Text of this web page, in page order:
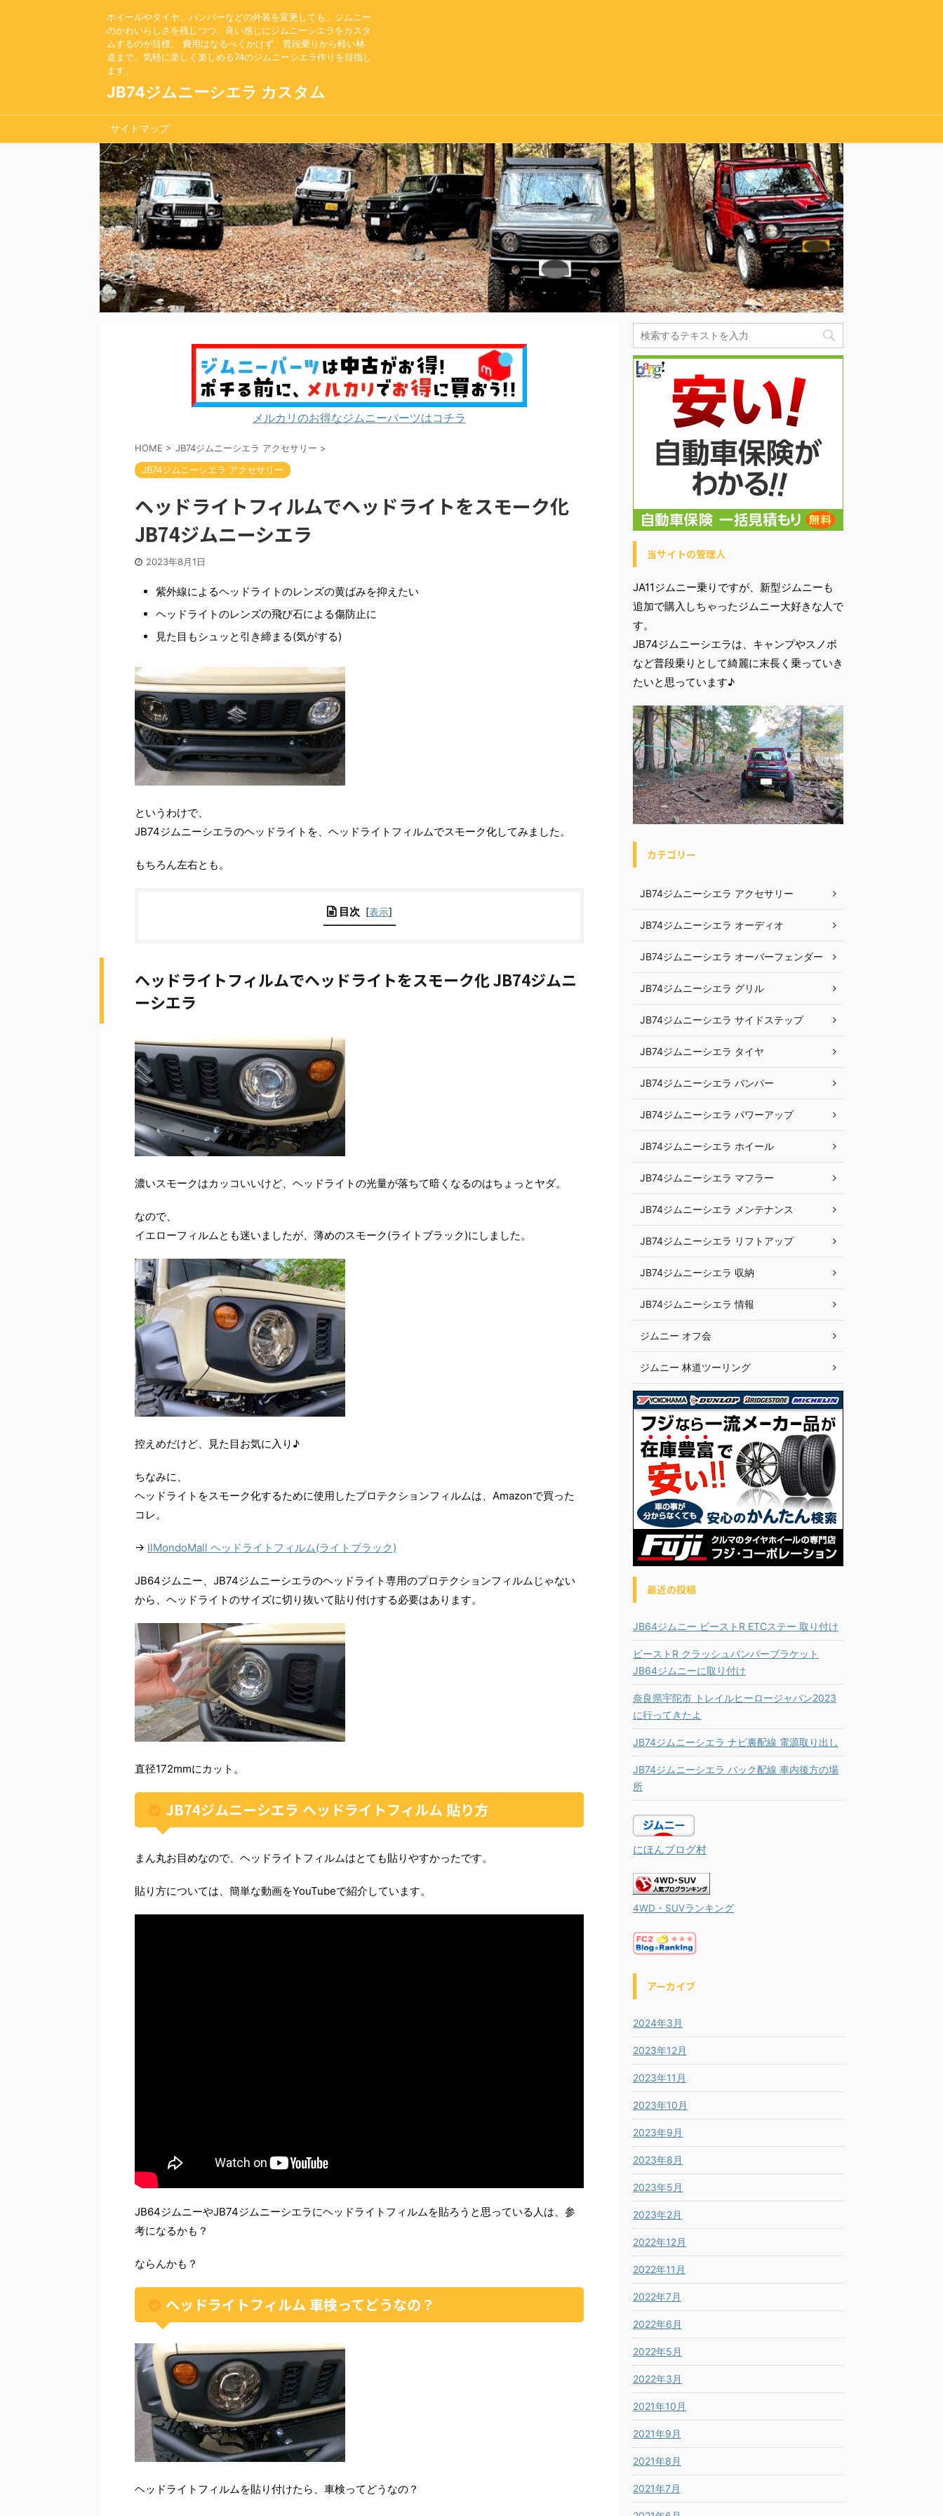
ホイールやタイヤ、バンパーなどの外装を変更しても、ジムニー
のかわいらしさを残しつつ、良い感じにジムニーシエラをカスタ
ムするのが目標。 費用はなるべくかけず、普段乗りから軽い林
道まで、気軽に楽しく楽しめる74のジムニーシエラ作りを目指し
ます。
JB74ジムニーシエラ カスタム
サイトマップ
メルカリのお得なジムニーパーツはコチラ
HOME > JB74ジムニーシエラ アクセサリー >
JB74ジムニーシエラ アクセサリー
ヘッドライトフィルムでヘッドライトをスモーク化
JB74ジムニーシエラ
2023年8月1日
紫外線によるヘッドライトのレンズの黄ばみを抑えたい
ヘッドライトのレンズの飛び石による傷防止に
見た目もシュッと引き締まる(気がする)
というわけで、
JB74ジムニーシエラのヘッドライトを、ヘッドライトフィルムでスモーク化してみました。
もちろん左右とも。
目次 [表示]
ヘッドライトフィルムでヘッドライトをスモーク化 JB74ジムニ
ーシエラ
濃いスモークはカッコいいけど、ヘッドライトの光量が落ちて暗くなるのはちょっとヤダ。
なので、
イエローフィルムとも迷いましたが、薄めのスモーク(ライトブラック)にしました。
控えめだけど、見た目お気に入り♪
ちなみに、
ヘッドライトをスモーク化するために使用したプロテクションフィルムは、Amazonで買った
コレ。
→ IlMondoMall ヘッドライトフィルム(ライトブラック)
JB64ジムニー、JB74ジムニーシエラのヘッドライト専用のプロテクションフィルムじゃない
から、ヘッドライトのサイズに切り抜いて貼り付けする必要はあります。
直径172mmにカット。
JB74ジムニーシエラ ヘッドライトフィルム 貼り方
まん丸お目めなので、ヘッドライトフィルムはとても貼りやすかったです。
貼り方については、簡単な動画をYouTubeで紹介しています。
JB64ジムニーやJB74ジムニーシエラにヘッドライトフィルムを貼ろうと思っている人は、参
考になるかも？
ならんかも？
ヘッドライトフィルム 車検ってどうなの？
ヘッドライトフィルムを貼り付けたら、車検ってどうなの？
当サイトの管理人
JA11ジムニー乗りですが、新型ジムニーも
追加で購入しちゃったジムニー大好きな人で
す。
JB74ジムニーシエラは、キャンプやスノボ
など普段乗りとして綺麗に末長く乗っていき
たいと思っています♪
カテゴリー
JB74ジムニーシエラ アクセサリー
JB74ジムニーシエラ オーディオ
JB74ジムニーシエラ オーバーフェンダー
JB74ジムニーシエラ グリル
JB74ジムニーシエラ サイドステップ
JB74ジムニーシエラ タイヤ
JB74ジムニーシエラ バンパー
JB74ジムニーシエラ パワーアップ
JB74ジムニーシエラ ホイール
JB74ジムニーシエラ マフラー
JB74ジムニーシエラ メンテナンス
JB74ジムニーシエラ リフトアップ
JB74ジムニーシエラ 収納
JB74ジムニーシエラ 情報
ジムニー オフ会
ジムニー 林道ツーリング
最近の投稿
JB64ジムニー ビーストR ETCステー 取り付け
ビーストR クラッシュバンパーブラケット
JB64ジムニーに取り付け
奈良県宇陀市 トレイルヒーロージャパン2023
に行ってきたよ
JB74ジムニーシエラ ナビ裏配線 電源取り出し
JB74ジムニーシエラ バック配線 車内後方の場
所
にほんブログ村
4WD・SUVランキング
アーカイブ
2024年3月
2023年12月
2023年11月
2023年10月
2023年9月
2023年8月
2023年5月
2023年2月
2022年12月
2022年11月
2022年7月
2022年6月
2022年5月
2022年3月
2021年10月
2021年9月
2021年8月
2021年7月